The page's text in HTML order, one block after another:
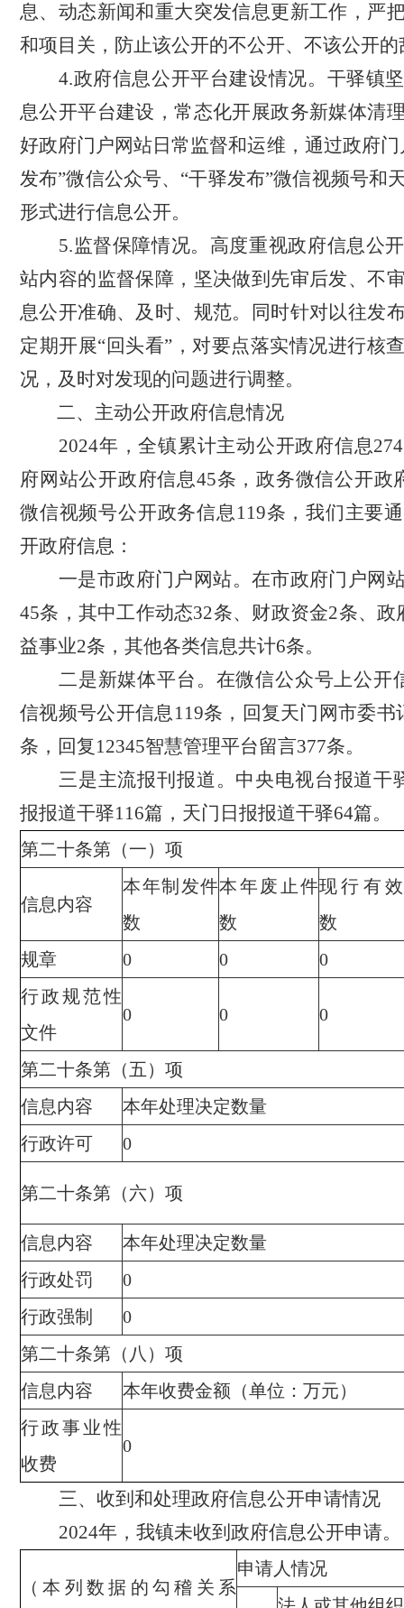
息、动态新闻和重大突发信息更新工作 ， 严
和项目关，防止该公开的不公开、不该公开的
4.政府信息公开平台建设情况。 干驿镇
息公开平台建设，常态化开展政务新媒体清
好政府门户网站日常监督和运维，通过政府
发布”微信公众号、“干驿发布”微信视频号和
形式进行信息公开。
5.监督保障情况。高度重视政府信息公
站内容的监督保障， 坚决做到先审后发、不
息公开准确、及时、规范。
同时针对以往发
定期开展“回头看”，对要点落实情况进行核
况，及时对发现的问题进行调整。
二、主动公开政府信息情况
2024年，全镇累计主动公开政府信息274
府网站公开政府信息45条，政务微信公开政
微信视频号公开政务信息119条，我们主要
开政府信息：
一是市政府门户网站。在市政府门户网
45条，其中工作动态32条、财政资金2条、政
益事业2条，其他各类信息共计6条。
二是新媒体平台。在微信公众号上公开
信视频号公开信息119条， 回复天门网市委书
条， 回复12345智慧管理平台留言377条。
三是主流报刊报道。 中央电视台报道干
报报道干驿116篇，天门日报报道干驿64篇。
第二十条第（一）项
信息内容
本年制发件
数
本年废止件
数
现行有
数
规章
0 0
0
行政规范性
文件
0 0 0
第二十条第（五）项
信息内容
本年处理决定数量
行政许可
0
第二十条第（六）项
信息内容
本年处理决定数量
行政处罚
0
行政强制
0
第二十条第（八）项
信息内容
本年收费金额（单位：万元）
行政事业性
收费
0
三、收到和处理政府信息公开申请情况
2024年，我镇未收到政府信息公开申请。
（本列数据的勾稽关系
申请人情况